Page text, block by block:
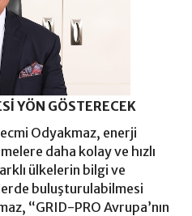
YÖN GÖSTERECEK
Odyakmaz, enerji
daha kolay ve hızlı
ülkelerin bilgi ve
buluşturulabilmesi
“GRID-PRO Avrupa’nın